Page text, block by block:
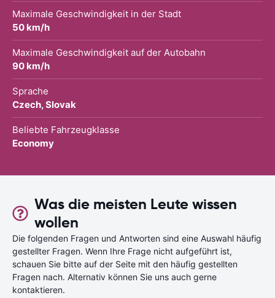
Maximale Geschwindigkeit in der Stadt
50 km/h
Maximale Geschwindigkeit auf der Autobahn
90 km/h
Sprache
Czech, Slovak
Beliebte Fahrzeugklasse
Economy
Was die meisten Leute wissen
wollen
Die folgenden Fragen und Antworten sind eine Auswahl häufig
gestellter Fragen. Wenn Ihre Frage nicht aufgeführt ist,
schauen Sie bitte auf der Seite mit den häufig gestellten
Fragen nach. Alternativ können Sie uns auch gerne
kontaktieren.